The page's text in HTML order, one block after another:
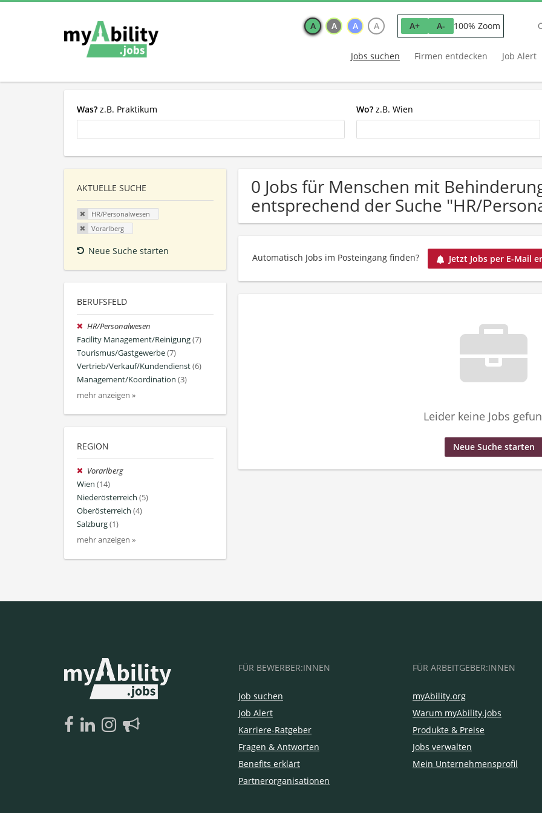
A A A A A+ A- 100% Zoom
Jobs suchen Firmen entdecken Job Alert
Was? z.B. Praktikum Wo? z.B. Wien
AKTUELLE SUCHE
HR/Personalwesen
Vorarlberg
Neue Suche starten
BERUFSFELD
HR/Personalwesen
Facility Management/Reinigung(7)
Tourismus/Gastgewerbe(7)
Vertrieb/Verkauf/Kundendienst(6)
Management/Koordination (3)
mehr anzeigen »
REGION
Vorarlberg
Wien (14)
Niederösterreich (5)
Oberösterreich (4)
Salzburg(1)
mehr anzeigen »
0 Jobs für Menschen mit
entsprechend der Suche "HR/
Automatisch Jobs im Posteingang finden? Jetzt Jobs per E-Mail
Leider keine Jobs
Neue Suche starten
FÜR BEWERBER:INNEN
Job suchen
Job Alert
Karriere-Ratgeber
Fragen & Antworten
Benefits erklärt
Partnerorganisationen
FÜR ARBEITGEBER:INNEN
myAbility.org
Warum myAbility.jobs
Produkte & Preise
Jobs verwalten
Mein Unternehmensprofil